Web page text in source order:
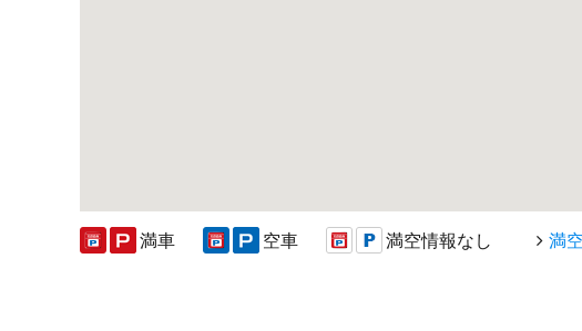
満車 空車 満空情報なし 満